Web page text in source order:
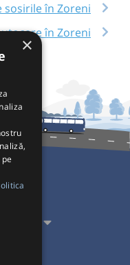
sosirile în Zoreni
în Zoreni
×